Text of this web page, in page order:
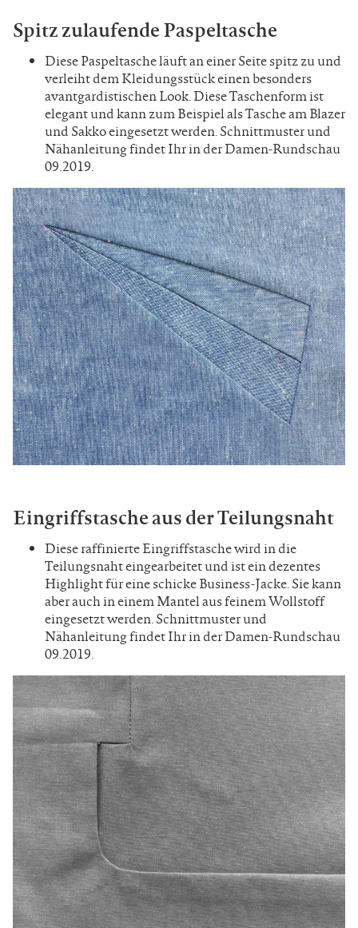
Spitz zulaufende Paspeltasche
Diese Paspeltasche läuft an einer Seite spitz zu und
verleiht dem Kleidungsstück einen besonders
avantgardistischen Look. Diese Taschenform ist
elegant und kann zum Beispiel als Tasche am Blazer
und Sakko eingesetzt werden. Schnittmuster und
Nähanleitung findet Ihr in der Damen-Rundschau
09.2019.
Eingriffstasche aus der Teilungsnaht
Diese raffinierte Eingriffstasche wird in die
Teilungsnaht eingearbeitet und ist ein dezentes
Highlight für eine schicke Business-Jacke. Sie kann
aber auch in einem Mantel aus feinem Wollstoff
eingesetzt werden. Schnittmuster und
Nähanleitung findet Ihr in der Damen-Rundschau
09.2019.